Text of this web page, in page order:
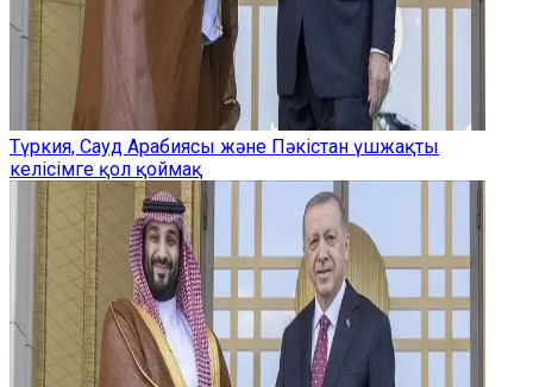
Түркия, Сауд Арабиясы және Пәкістан үшжақты
келісімге қол қоймақ